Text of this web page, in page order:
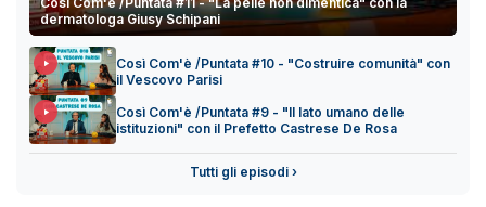
dermatologa Giusy Schipani
Così Com'è /Puntata #10 - "Costruire comunità" con
il Vescovo Parisi
Così Com'è /Puntata #9 - "Il lato umano delle
istituzioni" con il Prefetto Castrese De Rosa
Tutti gli episodi ›